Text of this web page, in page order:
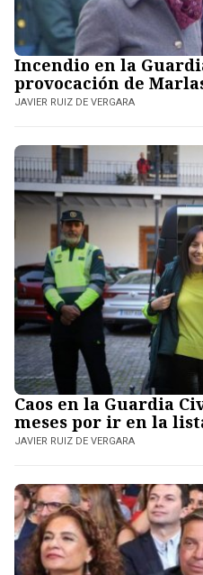
Incendio en la
provocación de
JAVIER RUIZ DE VERGARA
Caos en la Guardia
meses por ir en la
JAVIER RUIZ DE VERGARA